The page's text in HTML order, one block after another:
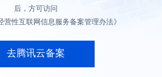
后，方可访问
营性互联网信息服务备案管理办法》
去腾讯云备案